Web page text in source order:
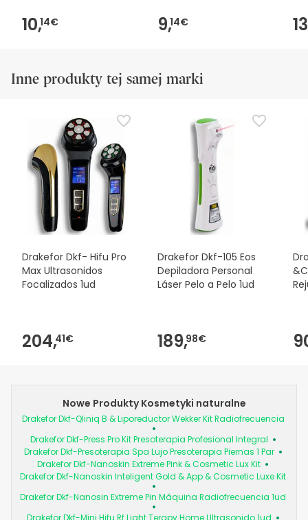
10,14€ 9,14€
Inne produkty tej samej marki
Drakefor Dkf- Hifu Pro
Max Ultrasonidos
Focalizados 1ud
204,41€
Drakefor Dkf-105 Eos
Depiladora Personal
Láser Pelo a Pelo 1ud
189,98€
Nowe Produkty Kosmetyki naturalne
Drakefor Dkf-Qliniq B & Liporeductor Wekker Kit Radiofrecuencia
Drakefor Dkf-Press Pro Kit Presoterapia Profesional Integral
Drakefor Dkf-Presoterapia Spa Lujo Presoterapia Piernas 1 Par
Drakefor Dkf-Nanoskin Extreme Pink & Cosmetic Lux Kit
Drakefor Dkf-Nanoskin Inteligent Gold & App & Cosmetic Luxe Kit
Drakefor Dkf-Nanosin Extreme Pin Máquina Radiofrecuencia 1ud